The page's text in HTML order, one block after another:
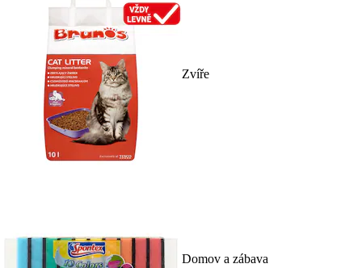
Zvíře
Domov a zábava